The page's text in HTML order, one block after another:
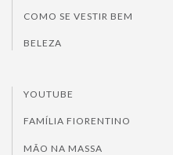
COMO SE VESTIR BEM
BELEZA
YOUTUBE
FAMÍLIA FIORENTINO
MÃO NA MASSA